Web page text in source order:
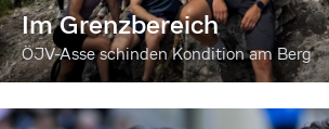
Im Grenzbereich
ÖJV-Asse schinden Kondition am Berg